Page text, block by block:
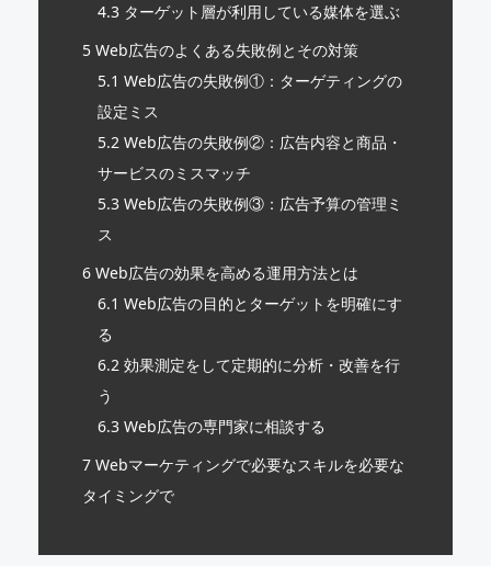
4.3ターゲット層が利用している媒体を選ぶ
5Web広告のよくある失敗例とその対策
5.1 Web広告の失敗例①：ターゲティングの
設定ミス
5.2Web広告の失敗例②：広告内容と商品・
サービスのミスマッチ
5.3Web広告の失敗例③：広告予算の管理ミ
ス
6Web広告の効果を高める運用方法とは
6.1 Web広告の目的とターゲットを明確にす
る
6.2効果測定をして定期的に分析・改善を行
う
6.3Web広告の専門家に相談する
7Webマーケティングで必要なスキルを必要な
タイミングで